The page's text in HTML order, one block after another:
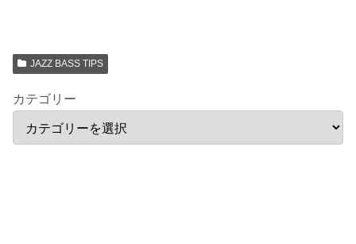
JAZZ BASS TIPS
カテゴリー